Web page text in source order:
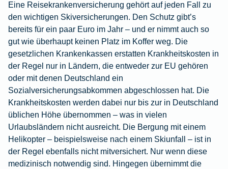
Eine Reisekrankenversicherung gehört auf jeden Fall zu
den wichtigen Skiversicherungen. Den Schutz gibt’s
bereits für ein paar Euro im Jahr – und er nimmt auch so
gut wie überhaupt keinen Platz im Koffer weg. Die
gesetzlichen Krankenkassen erstatten Krankheitskosten in
der Regel nur in Ländern, die entweder zur EU gehören
oder mit denen Deutschland ein
Sozialversicherungsabkommen abgeschlossen hat. Die
Krankheitskosten werden dabei nur bis zur in Deutschland
üblichen Höhe übernommen – was in vielen
Urlaubsländern nicht ausreicht. Die Bergung mit einem
Helikopter – beispielsweise nach einem Skiunfall – ist in
der Regel ebenfalls nicht mitversichert. Nur wenn diese
medizinisch notwendig sind. Hingegen übernimmt die